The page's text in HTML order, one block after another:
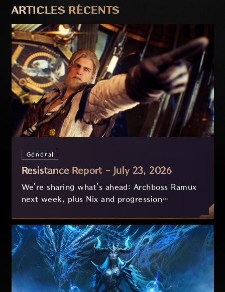
ARTICLES RÉCENTS
Général
Resistance Report - July 23, 2026
We're sharing what's ahead: Archboss Ramux
next week, plus Nix and progression
on your feedback.